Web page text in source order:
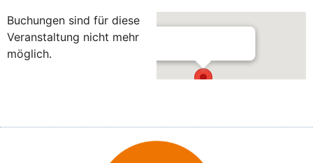
Buchungen sind für diese
Veranstaltung nicht mehr
möglich.
Im Pfarrstadl – Weßling
Am Kreuzberg 3 - Weßling